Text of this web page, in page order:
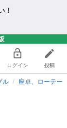
！
ログイン 投稿
ル 座卓、ローテー